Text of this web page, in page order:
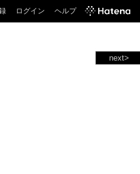
ログイン ヘルプ
next>